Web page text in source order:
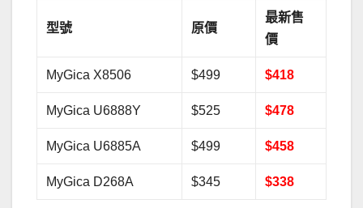
型號 原價
最新售
價
MyGica X8506 $499 $418
MyGica U6888Y $525 $478
MyGica U6885A $499 $458
MyGica D268A $345 $338